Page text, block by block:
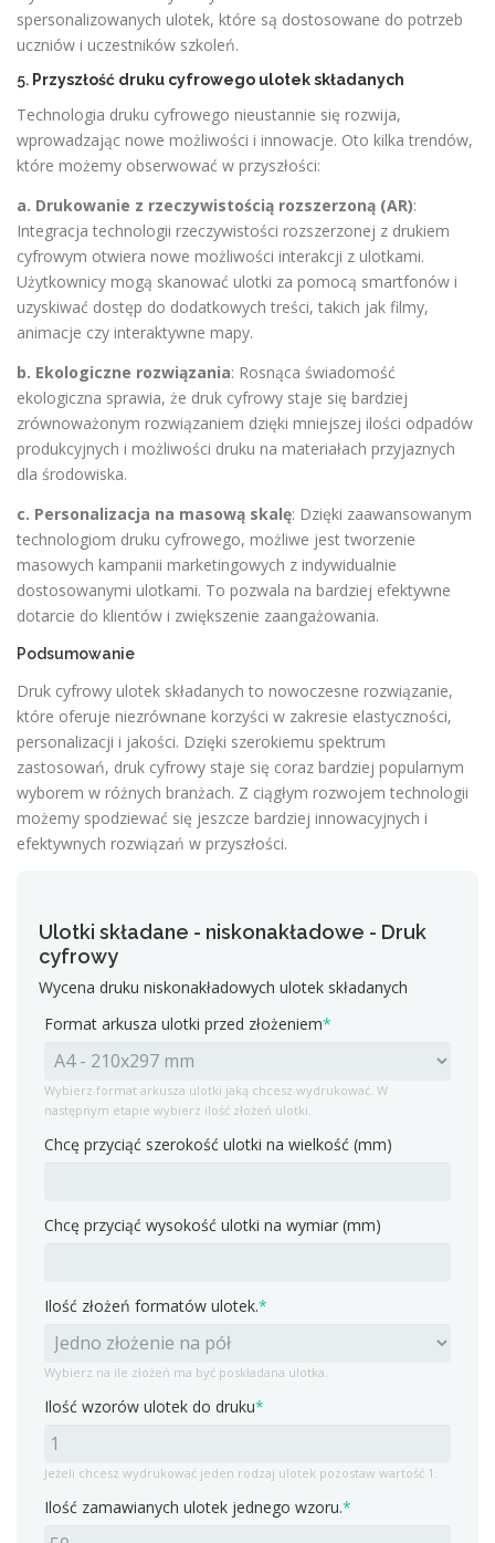
spersonalizowanych ulotek, które są dostosowane do potrzeb
uczniów i uczestników szkoleń.
5. Przyszłość druku cyfrowego ulotek składanych
Technologia druku cyfrowego nieustannie się rozwija,
wprowadzając nowe możliwości i innowacje. Oto kilka trendów,
które możemy obserwować w przyszłości:
a. Drukowanie z rzeczywistością rozszerzoną (AR):
Integracja technologii rzeczywistości rozszerzonej z drukiem
cyfrowym otwiera nowe możliwości interakcji z ulotkami.
Użytkownicy mogą skanować ulotki za pomocą smartfonów i
uzyskiwać dostęp do dodatkowych treści, takich jak filmy,
animacje czy interaktywne mapy.
b. Ekologiczne rozwiązania: Rosnąca świadomość
ekologiczna sprawia, że druk cyfrowy staje się bardziej
zrównoważonym rozwiązaniem dzięki mniejszej ilości odpadów
produkcyjnych i możliwości druku na materiałach przyjaznych
dla środowiska.
c. Personalizacja na masową skalę: Dzięki zaawansowanym
technologiom druku cyfrowego, możliwe jest tworzenie
masowych kampanii marketingowych z indywidualnie
dostosowanymi ulotkami. To pozwala na bardziej efektywne
dotarcie do klientów i zwiększenie zaangażowania.
Podsumowanie
Druk cyfrowy ulotek składanych to nowoczesne rozwiązanie,
które oferuje niezrównane korzyści w zakresie elastyczności,
personalizacji i jakości. Dzięki szerokiemu spektrum
zastosowań, druk cyfrowy staje się coraz bardziej popularnym
wyborem w różnych branżach. Z ciągłym rozwojem technologii
możemy spodziewać się jeszcze bardziej innowacyjnych i
efektywnych rozwiązań w przyszłości.
Ulotki składane - niskonakładowe - Druk
cyfrowy
Wycena druku niskonakładowych ulotek składanych
Format arkusza ulotki przed złożeniem*
Wybierz format arkusza ulotki jaką chcesz wydrukować. W
następnym etapie wybierz ilość złożeń ulotki.
Chcę przyciąć szerokość ulotki na wielkość (mm)
Chcę przyciąć wysokość ulotki na wymiar (mm)
Ilość złożeń formatów ulotek.*
Wybierz na ile złożeń ma być poskładana ulotka.
Ilość wzorów ulotek do druku*
Jeżeli chcesz wydrukować jeden rodzaj ulotek pozostaw wartość 1.
Ilość zamawianych ulotek jednego wzoru.*